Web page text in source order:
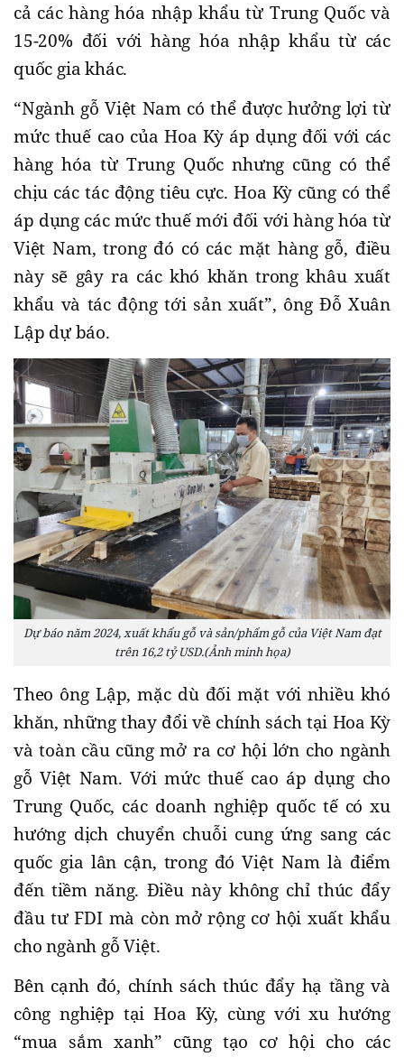
cả các hàng hóa nhập khẩu từ Trung Quốc và
15-20% đối với hàng hóa nhập khẩu từ các
quốc gia khác.
“Ngành gỗ Việt Nam có thể được hưởng lợi từ
mức thuế cao của Hoa Kỳ áp dụng đối với các
hàng hóa từ Trung Quốc nhưng cũng có thể
chịu các tác động tiêu cực. Hoa Kỳ cũng có thể
áp dụng các mức thuế mới đối với hàng hóa từ
Việt Nam, trong đó có các mặt hàng gỗ, điều
này sẽ gây ra các khó khăn trong khâu xuất
khẩu và tác động tới sản xuất”, ông Đỗ Xuân
Lập dự báo.
Dự báo năm 2024, xuất khẩu gỗ và sản/phẩm gỗ của Việt Nam đạt
trên 16,2 tỷ USD.(Ảnh minh họa)
Theo ông Lập, mặc dù đối mặt với nhiều khó
khăn, những thay đổi về chính sách tại Hoa Kỳ
và toàn cầu cũng mở ra cơ hội lớn cho ngành
gỗ Việt Nam. Với mức thuế cao áp dụng cho
Trung Quốc, các doanh nghiệp quốc tế có xu
hướng dịch chuyển chuỗi cung ứng sang các
quốc gia lân cận, trong đó Việt Nam là điểm
đến tiềm năng. Điều này không chỉ thúc đẩy
đầu tư FDI mà còn mở rộng cơ hội xuất khẩu
cho ngành gỗ Việt.
Bên cạnh đó, chính sách thúc đẩy hạ tầng và
công nghiệp tại Hoa Kỳ, cùng với xu hướng
“mua sắm xanh” cũng tạo cơ hội cho các